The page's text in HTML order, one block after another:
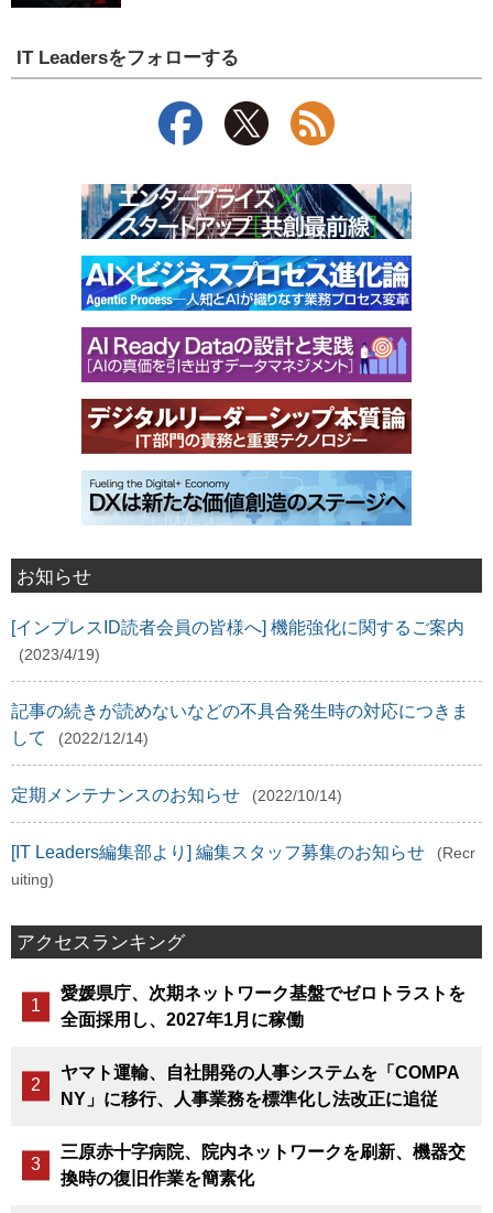
IT Leadersをフォローする
お知らせ
[インプレスID読者会員の皆様へ] 機能強化に関するご案内
(2023/4/19)
記事の続きが読めないなどの不具合発生時の対応につきま
して
(2022/12/14)
定期メンテナンスのお知らせ (2022/10/14)
[IT Leaders編集部より] 編集スタッフ募集のお知らせ
(Recr
uiting)
アクセスランキング
愛媛県庁、次期ネットワーク基盤でゼロトラストを
全面採用し、2027年1月に稼働
ヤマト運輸、自社開発の人事システムを「COMPA
NY」に移行、人事業務を標準化し法改正に追従
三原赤十字病院、院内ネットワークを刷新、機器交
換時の復旧作業を簡素化